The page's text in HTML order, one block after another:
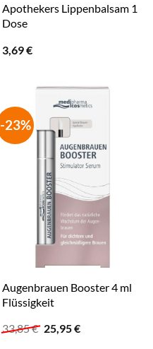
Apothekers Lippenbalsam 1
Dose
3,69€
-23%
Augenbrauen Booster 4 ml
Flüssigkeit
33,85€ Ursprünglicher
25,95€Aktueller